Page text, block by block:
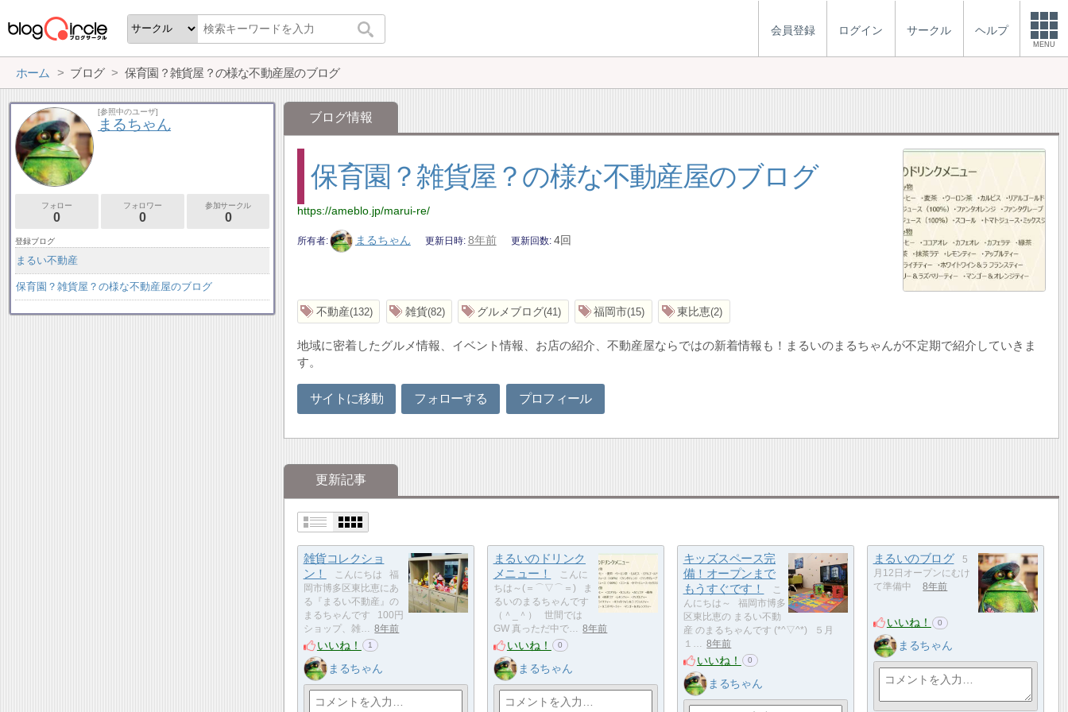
会員登録 ログイン サークル ヘルプ
MENU
ホーム ブログ 保育園？雑貨屋？の様な不動産屋のブログ
ブログ情報
保育園？雑貨屋？の様な不動産屋のブログ
https://ameblo.jp/marui-re/
所有者 まるちゃん 更新日時 8年前 更新回数 4回
不動産 132 雑貨 82 グルメブログ 41 福岡市 15 東比恵 2
地域に密着したグルメ情報、イベント情報、お店の紹介、不動産屋ならではの新着情報も！まるいのまるちゃんが不定期で紹介していきま
す。
サイトに移動 フォローする プロフィール
更新記事
雑貨コレクショ
ン！
こんにちは 福
岡市博多区東比恵にあ
る『まるい不動産』の
まるちゃんです 100円
ショップ、雑… 8年前
いいね！ 1
まるちゃん
まるいのドリンク
メニュー！
こんに
ちは～(＝⌒▽⌒＝) ま
るいのまるちゃんです
（＾_＾） 世間では
GW 真っただ中で… 8年前
いいね！ 0
まるちゃん
キッズスペース完
備！オープンまで
もうすぐです！
こ
んにちは～ 福岡市博多
区東比恵の まるい不動
産 のまるちゃんです (*^▽^*) ５月
１… 8年前
いいね！ 0
まるちゃん
まるいのブログ
5
月12日オープンにむけ
て準備中
8年前
いいね！ 0
まるちゃん
[参照中のユーザ]
まるちゃん
フォロー
0
フォロワー
0
参加サークル
0
登録ブログ
まるい不動産
保育園？雑貨屋？の様な不動産屋のブログ